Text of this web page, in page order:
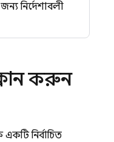
নির্দেশাবলী
করুন
নির্বাচিত